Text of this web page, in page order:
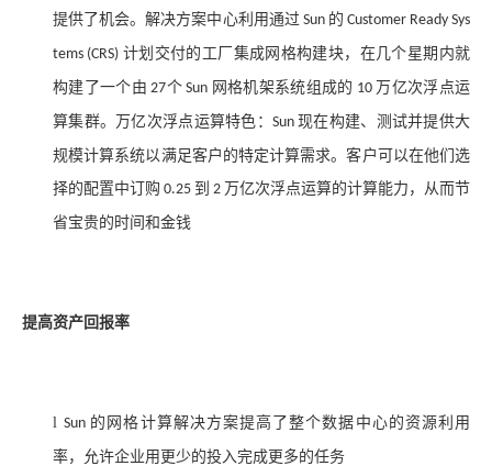
提供了机会。解决方案中心利用通过Sun 的 Customer Ready Sys
tems (CRS) 计划交付的工厂集成网格构建块，在几个星期内就
构建了一个由 27个 Sun 网格机架系统组成的 10 万亿次浮点运
算集群。万亿次浮点运算特色： Sun现在构建、测试并提供大
规模计算系统以满足客户的特定计算需求。客户可以在他们选
择的配置中订购 0.25 到 2 万亿次浮点运算的计算能力，从而节
省宝贵的时间和金钱
提高资产回报率
l Sun 的网格计算解决方案提高了整个数据中心的资源利用
率，允许企业用更少的投入完成更多的任务